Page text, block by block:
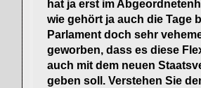
hat ja erst im
wie gehört ja auch die Tage
Parlament doch sehr
geworben, dass es diese
auch mit dem neuen
geben soll. Verstehen Sie